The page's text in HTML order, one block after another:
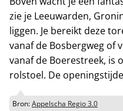
zie je Leeuwarden,
liggen. Je bereikt deze
vanaf de Bosbergweg of
vanaf de Boerestreek, is
rolstoel. De
Bron:Appelscha Regio 3.0